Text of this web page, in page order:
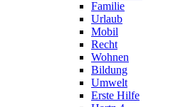
Familie
Urlaub
Mobil
Recht
Wohnen
Bildung
Umwelt
Erste Hilfe